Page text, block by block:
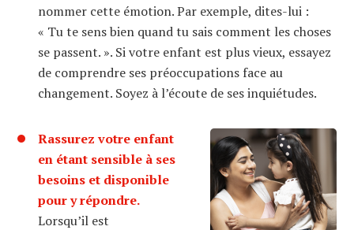
nommer cette émotion. Par exemple, dites-lui :
« Tu te sens bien quand tu sais comment les choses
se passent. ». Si votre enfant est plus vieux, essayez
de comprendre ses préoccupations face au
changement. Soyez à l’écoute de ses inquiétudes.
Rassurez votre enfant
en étant sensible à ses
besoins et disponible
pour y répondre.
Lorsqu’il est